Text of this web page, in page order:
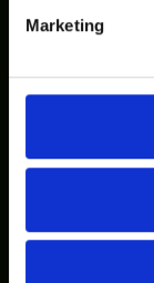
Marketing